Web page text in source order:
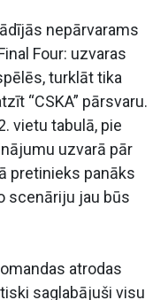
nepārvarams
Four: uzvaras
turklāt tika
“CSKA” pārsvaru.
vietu tabulā, pie
uzvarā pār
pretinieks panāks
scenāriju jau būs
atrodas
saglabājuši visu